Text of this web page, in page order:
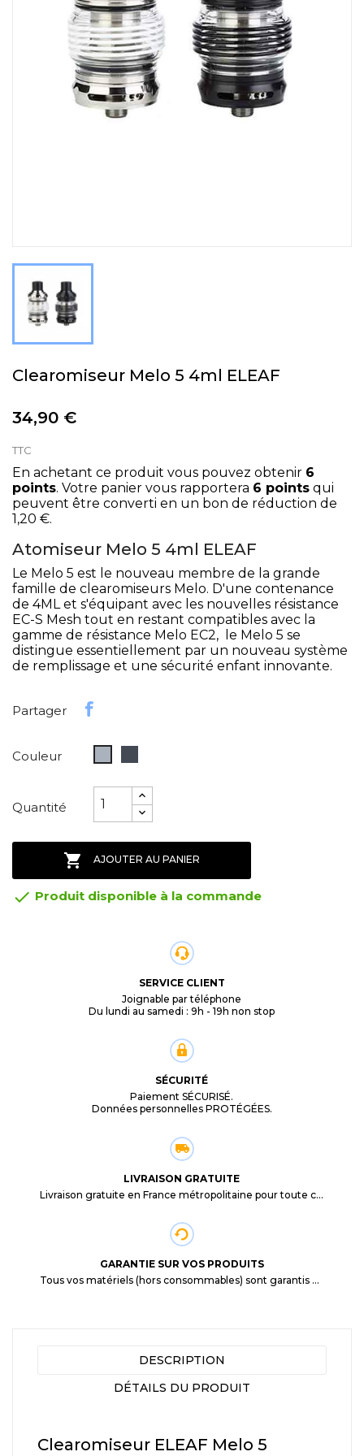
Clearomiseur Melo 5 4ml ELEAF
34,90 €
TTC
En achetant ce produit vous pouvez obtenir 6
points. Votre panier vous rapportera 6 points qui
peuvent être converti en un bon de réduction de
1,20 €.
Atomiseur Melo 5 4ml ELEAF
Le Melo 5 est le nouveau membre de la grande
famille de clearomiseurs Melo. D'une contenance
de 4ML et s'équipant avec les nouvelles résistance
EC-S Mesh tout en restant compatibles avec la
gamme de résistance Melo EC2, le Melo 5 se
distingue essentiellement par un nouveau système
de remplissage et une sécurité enfant innovante.
Partager
Couleur
Quantité
 AJOUTER AU PANIER
 Produit disponible à la commande
SERVICE CLIENT
Joignable par téléphone
Du lundi au samedi : 9h - 19h non stop
SÉCURITÉ
Paiement SÉCURISÉ.
Données personnelles PROTÉGÉES.
LIVRAISON GRATUITE
Livraison gratuite en France métropolitaine pour toute commande supérieure à 29,90€.
GARANTIE SUR VOS PRODUITS
Tous vos matériels (hors consommables) sont garantis 3 mois à partir de la date d'achat
DESCRIPTION
DÉTAILS DU PRODUIT
Clearomiseur ELEAF Melo 5